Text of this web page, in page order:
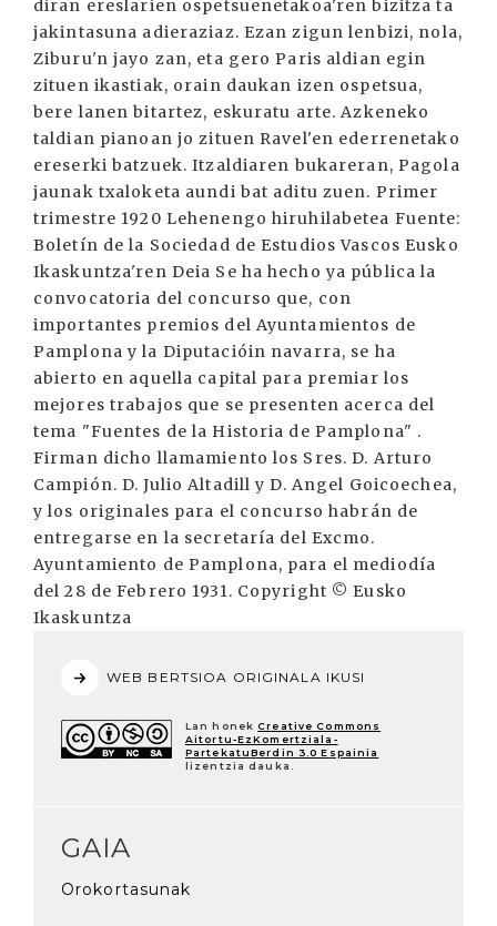
diran ereslarien ospetsuenetakoa'ren bizitza ta
jakintasuna adieraziaz. Ezan zigun lenbizi, nola,
Ziburu'n jayo zan, eta gero Paris aldian egin
zituen ikastiak, orain daukan izen ospetsua,
bere lanen bitartez, eskuratu arte. Azkeneko
taldian pianoan jo zituen Ravel'en ederrenetako
ereserki batzuek. Itzaldiaren bukareran, Pagola
jaunak txaloketa aundi bat aditu zuen. Primer
trimestre 1920 Lehenengo hiruhilabetea Fuente:
Boletín de la Sociedad de Estudios Vascos Eusko
Ikaskuntza'ren Deia Se ha hecho ya pública la
convocatoria del concurso que, con
importantes premios del Ayuntamientos de
Pamplona y la Diputacióin navarra, se ha
abierto en aquella capital para premiar los
mejores trabajos que se presenten acerca del
tema "Fuentes de la Historia de Pamplona" .
Firman dicho llamamiento los Sres. D. Arturo
Campión. D. Julio Altadill y D. Angel Goicoechea,
y los originales para el concurso habrán de
entregarse en la secretaría del Excmo.
Ayuntamiento de Pamplona, para el mediodía
del 28 de Febrero 1931. Copyright © Eusko
Ikaskuntza
WEB BERTSIOA ORIGINALA IKUSI
Lan honek Creative Commons
Aitortu-EzKomertziala-
PartekatuBerdin 3.0 Espainia
lizentzia dauka.
GAIA
Orokortasunak